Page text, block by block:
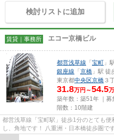
検討リストに追加
賃貸｜事務所 エコー京橋ビル
都営浅草線 「 宝町 」
銀座線 「 京橋 」駅 徒
東京都中央区京橋 ３
31.8万円～54.5
築年数：築51年 ｜募
階数：10階建
都営浅草線「宝町駅」徒歩1分のとても
し、角地です！ 八重洲・日本橋徒歩圏で